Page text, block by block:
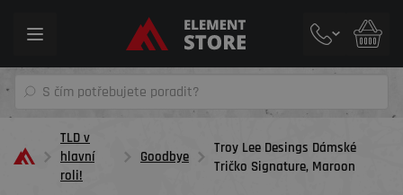
Toggle
TLD v
hlavní
roli!
Goodbye
Troy Lee Desings Dámské
Tričko Signature, Maroon